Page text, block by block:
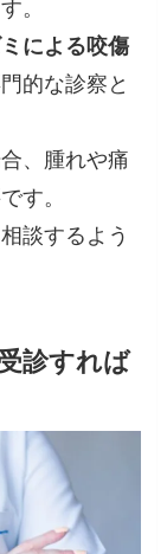
。
による咬傷
的な診察と
、腫れや痛
す。
談するよう
診すれば